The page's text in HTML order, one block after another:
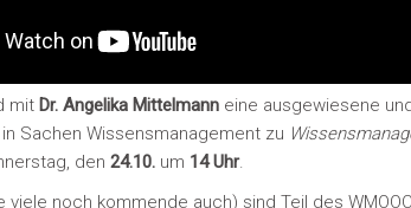
mit Dr. Angelika Mittelmann eine ausgewiesene
Sachen Wissensmanagement zu
den 24.10. um 14 Uhr.
noch kommende auch) sind Teil des